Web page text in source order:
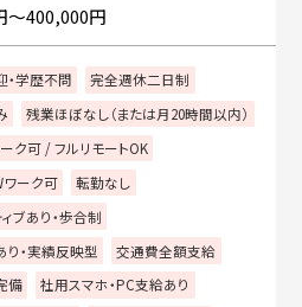
〜400,000円
学歴不問
完全週休二日制
残業ほぼなし（または月20時間以内）
ク可 / フルリモートOK
ワーク可
転勤なし
ブあり・歩合制
・実績反映型
交通費全額支給
備
社用スマホ・PC支給あり